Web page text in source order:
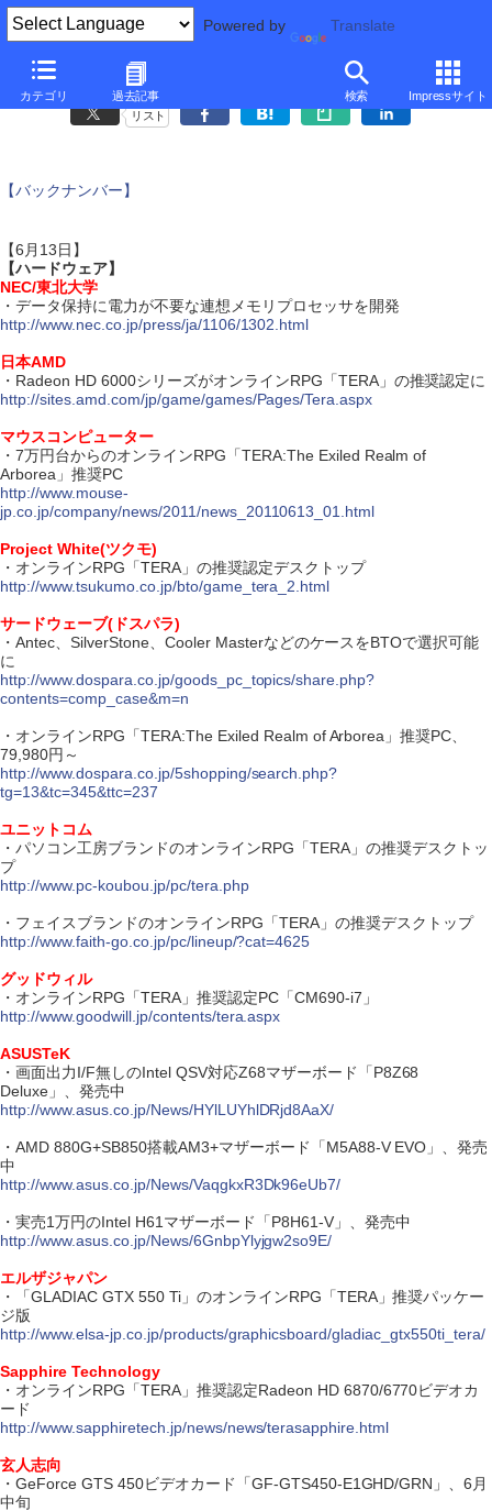
Powered by Translate
カテゴリ 過去記事 検索 Impressサイト
リスト
【バックナンバー】
【6月13日】
【ハードウェア】
NEC/東北大学
・データ保持に電力が不要な連想メモリプロセッサを開発
http://www.nec.co.jp/press/ja/1106/1302.html
日本AMD
・Radeon HD 6000シリーズがオンラインRPG「TERA」の推奨認定に
http://sites.amd.com/jp/game/games/Pages/Tera.aspx
マウスコンピューター
・7万円台からのオンラインRPG「TERA:The Exiled Realm of
Arborea」推奨PC
http://www.mouse-
jp.co.jp/company/news/2011/news_20110613_01.html
Project White(ツクモ)
・オンラインRPG「TERA」の推奨認定デスクトップ
http://www.tsukumo.co.jp/bto/game_tera_2.html
サードウェーブ(ドスパラ)
・Antec、SilverStone、Cooler MasterなどのケースをBTOで選択可能
に
http://www.dospara.co.jp/goods_pc_topics/share.php?
contents=comp_case&m=n
・オンラインRPG「TERA:The Exiled Realm of Arborea」推奨PC、
79,980円～
http://www.dospara.co.jp/5shopping/search.php?
tg=13&tc=345&ttc=237
ユニットコム
・パソコン工房ブランドのオンラインRPG「TERA」の推奨デスクトッ
プ
http://www.pc-koubou.jp/pc/tera.php
・フェイスブランドのオンラインRPG「TERA」の推奨デスクトップ
http://www.faith-go.co.jp/pc/lineup/?cat=4625
グッドウィル
・オンラインRPG「TERA」推奨認定PC「CM690-i7」
http://www.goodwill.jp/contents/tera.aspx
ASUSTeK
・画面出力I/F無しのIntel QSV対応Z68マザーボード「P8Z68
Deluxe」、発売中
http://www.asus.co.jp/News/HYlLUYhlDRjd8AaX/
・AMD 880G+SB850搭載AM3+マザーボード「M5A88-V EVO」、発売
中
http://www.asus.co.jp/News/VaqgkxR3Dk96eUb7/
・実売1万円のIntel H61マザーボード「P8H61-V」、発売中
http://www.asus.co.jp/News/6GnbpYlyjgw2so9E/
エルザジャパン
・「GLADIAC GTX 550 Ti」のオンラインRPG「TERA」推奨パッケー
ジ版
http://www.elsa-jp.co.jp/products/graphicsboard/gladiac_gtx550ti_tera/
Sapphire Technology
・オンラインRPG「TERA」推奨認定Radeon HD 6870/6770ビデオカ
ード
http://www.sapphiretech.jp/news/news/terasapphire.html
玄人志向
・GeForce GTS 450ビデオカード「GF-GTS450-E1GHD/GRN」、6月
中旬